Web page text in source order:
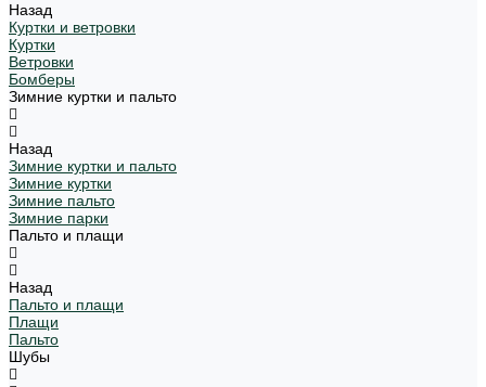
Назад
Куртки и ветровки
Куртки
Ветровки
Бомберы
Зимние куртки и пальто
Назад
Зимние куртки и пальто
Зимние куртки
Зимние пальто
Зимние парки
Пальто и плащи
Назад
Пальто и плащи
Плащи
Пальто
Шубы